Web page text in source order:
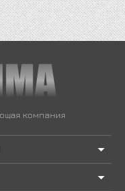
компания